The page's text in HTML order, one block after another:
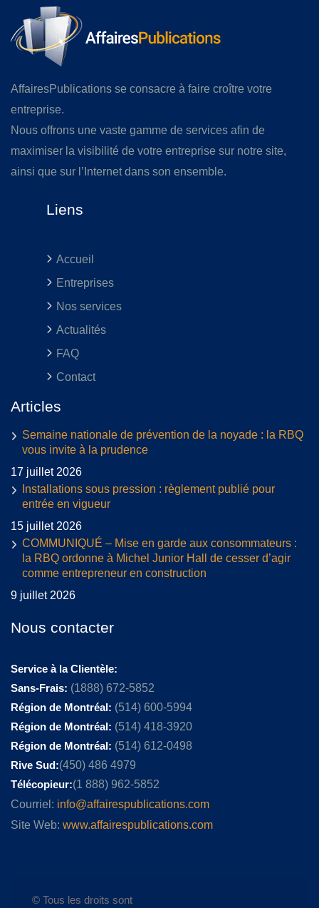
AffairesPublications se consacre à faire croître votre
entreprise.
Nous offrons une vaste gamme de services afin de
maximiser la visibilité de votre entreprise sur notre site,
ainsi que sur l’Internet dans son ensemble.
Liens
Accueil
Entreprises
Nos services
Actualités
FAQ
Contact
Articles
Semaine nationale de prévention de la noyade : la RBQ
vous invite à la prudence
17 juillet 2026
Installations sous pression : règlement publié pour
entrée en vigueur
15 juillet 2026
COMMUNIQUÉ – Mise en garde aux consommateurs :
la RBQ ordonne à Michel Junior Hall de cesser d’agir
comme entrepreneur en construction
9 juillet 2026
Nous contacter
Service à la Clientèle:
Sans-Frais: (1888) 672-5852
Région de Montréal: (514) 600-5994
Région de Montréal: (514) 418-3920
Région de Montréal: (514) 612-0498
Rive Sud:(450) 486 4979
Télécopieur:(1 888) 962-5852
Courriel: info@affairespublications.com
Site Web: www.affairespublications.com
© Tous les droits sont